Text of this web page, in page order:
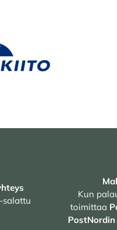
salattu
Kun
toimittaa
PostNordin